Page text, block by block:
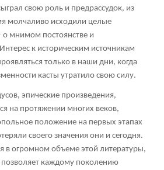
свою роль и предрассудок, из
молчаливо исходили целые
мнимом постоянстве и
к историческим источникам
только в наши дни, когда
касты утратило свою силу.
эпические произведения,
на протяжении многих веков,
положение на первых этапах
своего значения они и сегодня.
в огромном объеме этой литературы,
позволяет каждому поколению